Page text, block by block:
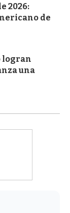
2026:
de
logran
una